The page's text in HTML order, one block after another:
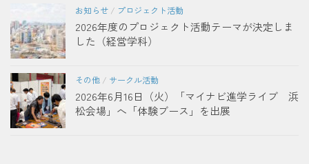
お知らせ / プロジェクト活動
2026年度のプロジェクト活動テーマが決定しま
した（経営学科）
その他 / サークル活動
2026年6月16日（火）「マイナビ進学ライブ 浜
松会場」へ「体験ブース」を出展